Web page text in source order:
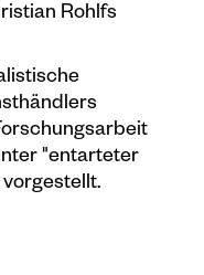
Rohlfs
"entarteter